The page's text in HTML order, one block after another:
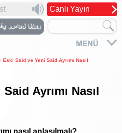
Canlı Yayın
Eski Said ve Yeni Said Ayrımı Nasıl
Ayrımı Nasıl